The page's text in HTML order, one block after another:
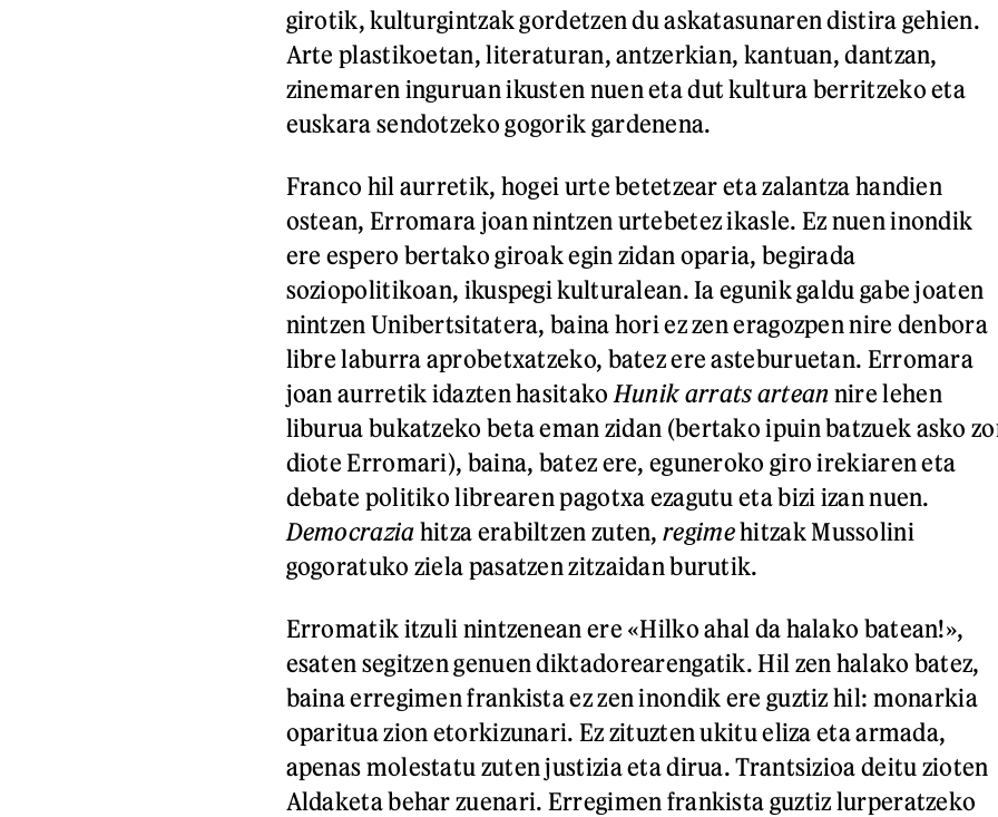
girotik, kulturgintzak gordetzen du askatasunaren distira gehien.
Arte plastikoetan, literaturan, antzerkian, kantuan, dantzan,
zinemaren inguruan ikusten nuen eta dut kultura berritzeko eta
euskara sendotzeko gogorik gardenena.
Franco hil aurretik, hogei urte betetzear eta zalantza handien
ostean, Erromara joan nintzen urtebetez ikasle. Ez nuen inondik
ere espero bertako giroak egin zidan oparia, begirada
soziopolitikoan, ikuspegi kulturalean. Ia egunik galdu gabe joaten
nintzen Unibertsitatera, baina hori ez zen eragozpen nire denbora
libre laburra aprobetxatzeko, batez ere asteburuetan. Erromara
joan aurretik idazten hasitako Hunik arrats artean nire lehen
liburua bukatzeko beta eman zidan (bertako ipuin batzuek asko
diote Erromari), baina, batez ere, eguneroko giro irekiaren eta
debate politiko librearen pagotxa ezagutu eta bizi izan nuen.
Democrazia hitza erabiltzen zuten,regimehitzak Mussolini
gogoratuko ziela pasatzen zitzaidan burutik.
Erromatik itzuli nintzenean ere «Hilko ahal da halako batean!»,
esaten segitzen genuen diktadorearengatik. Hil zen halako batez,
baina erregimen frankista ez zen inondik ere guztiz hil: monarkia
oparitua zion etorkizunari. Ez zituzten ukitu eliza eta armada,
apenas molestatu zuten justizia eta dirua. Trantsizioa deitu zioten
Aldaketa behar zuenari. Erregimen frankista guztiz lurperatzeko